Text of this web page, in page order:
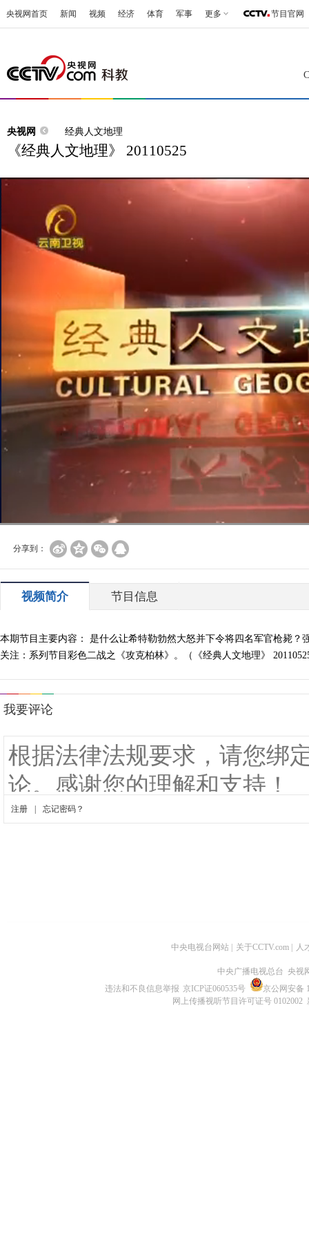
央视网首页 新闻 视频 经济 体育 军事 更多 节目官网
央视网 经典人文地理
《经典人文地理》 20110525
分享到：
视频简介 节目信息
本期节目主要内容： 是什么让希特勒勃然大怒并下令将四名军官枪毙
关注：系列节目彩色二战之《攻克柏林》。（《经典人文地理》
中央电视台网站 关于CCTV.com 人
中央广播电视总台 央视
违法和不良信息举报 京ICP证060535号
京公网安备
网上传播视听节目许可证号 0102002